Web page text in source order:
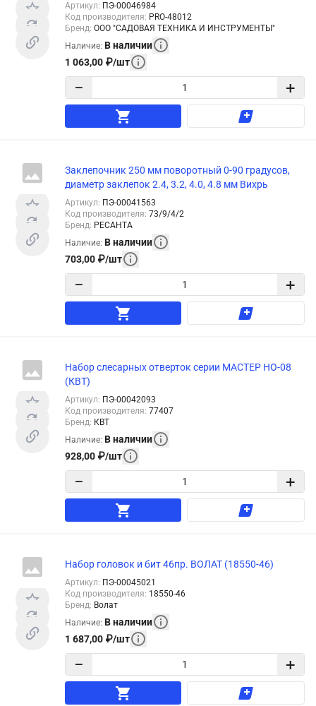
Артикул: ПЭ-00046984
Код производителя: PRO-48012
Бренд: ООО "САДОВАЯ ТЕХНИКА И ИНСТРУМЕНТЫ"
Наличие: В наличии
1 063,00 ₽/шт
− +
Заклепочник 250 мм поворотный 0-90 градусов,
диаметр заклепок 2.4, 3.2, 4.0, 4.8 мм Вихрь
Артикул: ПЭ-00041563
Код производителя: 73/9/4/2
Бренд: РЕСАНТА
Наличие: В наличии
703,00 ₽/шт
− +
Набор слесарных отверток серии МАСТЕР НО-08
(КВТ)
Артикул: ПЭ-00042093
Код производителя: 77407
Бренд: КВТ
Наличие: В наличии
928,00 ₽/шт
− +
Набор головок и бит 46пр. ВОЛАТ (18550-46)
Артикул: ПЭ-00045021
Код производителя: 18550-46
Бренд: Волат
Наличие: В наличии
1 687,00 ₽/шт
− +